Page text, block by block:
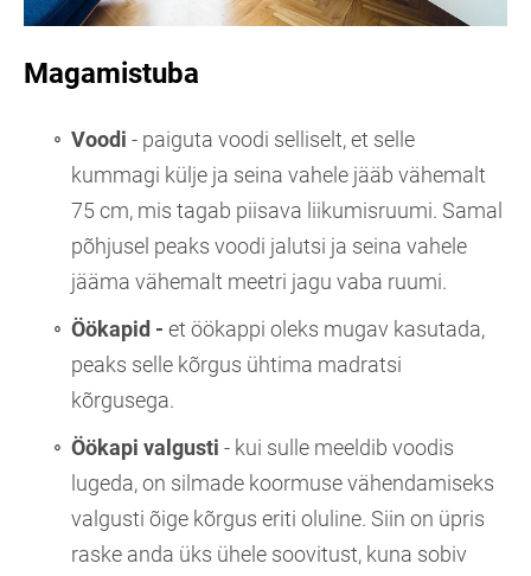
Magamistuba
Voodi - paiguta voodi selliselt, et selle
kummagi külje ja seina vahele jääb vähemalt
75 cm, mis tagab piisava liikumisruumi. Samal
põhjusel peaks voodi jalutsi ja seina vahele
jääma vähemalt meetri jagu vaba ruumi.
Öökapid - et öökappi oleks mugav kasutada,
peaks selle kõrgus ühtima madratsi
kõrgusega.
Öökapi valgusti - kui sulle meeldib voodis
lugeda, on silmade koormuse vähendamiseks
valgusti õige kõrgus eriti oluline. Siin on üpris
raske anda üks ühele soovitust, kuna sobiv